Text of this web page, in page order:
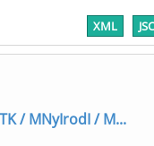
XML
/ MNyIrodI / M...